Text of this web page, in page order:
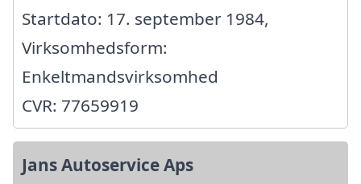
Startdato: 17. september 1984,
Virksomhedsform:
Enkeltmandsvirksomhed
CVR: 77659919
Jans Autoservice Aps